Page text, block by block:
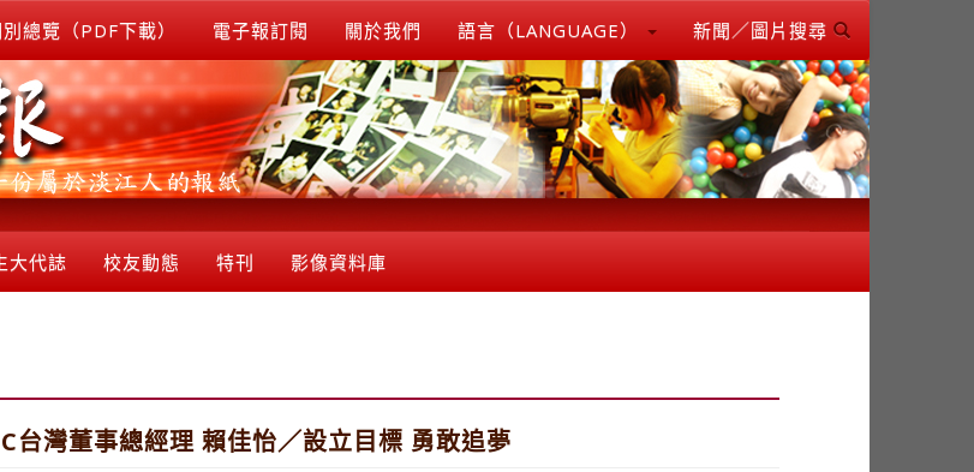
總覽（PDF下載） 電子報訂閱 關於我們 語言（LANGUAGE） 新聞／圖片搜尋
大代誌 校友動態 特刊 影像資料庫
台灣董事總經理 賴佳怡／設立目標 勇敢追夢